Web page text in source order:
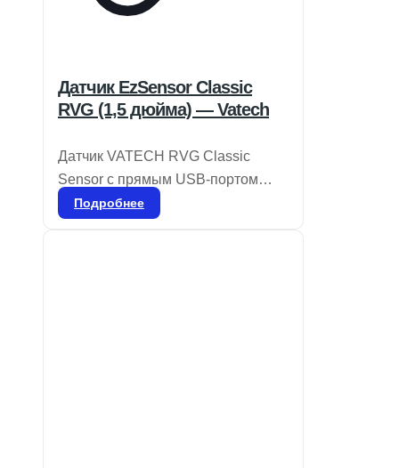
Датчик EzSensor Classic
RVG (1,5 дюйма) — Vatech
Датчик VATECH RVG Classic
Sensor с прямым USB-портом
отличается компактностью и
Подробнее